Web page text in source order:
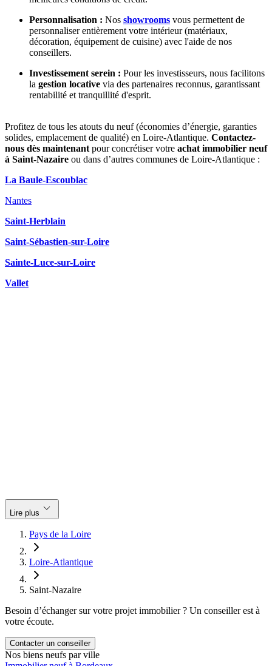
Personnalisation : Nos showrooms vous permettent de
personnaliser entièrement votre intérieur (matériaux,
décoration, équipement de cuisine) avec l'aide de nos
conseillers.
Investissement serein : Pour les investisseurs, nous facilitons
la gestion locative via des partenaires reconnus, garantissant
rentabilité et tranquillité d'esprit.
Profitez de tous les atouts du neuf (économies d’énergie, garanties
solides, emplacement de qualité) en Loire-Atlantique. Contactez-
nous dès maintenant pour concrétiser votre achat immobilier neuf
à Saint-Nazaire ou dans d’autres communes de Loire-Atlantique :
La Baule-Escoublac
Nantes
Saint-Herblain
Saint-Sébastien-sur-Loire
Sainte-Luce-sur-Loire
Vallet
Lire plus keyboard_arrow_down
Pays de la Loire
Loire-Atlantique
Saint-Nazaire
Besoin d’échanger sur votre projet immobilier ? Un conseiller est à
votre écoute.
Contacter un conseiller
Nos biens neufs par ville